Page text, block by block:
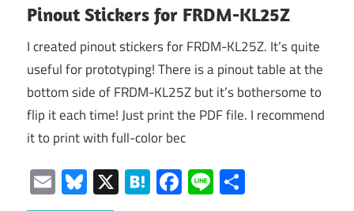
Pinout Stickers for FRDM-KL25Z
I created pinout stickers for FRDM-KL25Z. It’s quite
useful for prototyping! There is a pinout table at the
bottom side of FRDM-KL25Z but it’s bothersome to
flip it each time! Just print the PDF file. I recommend
it to print with full-color bec
EmailBluesky
X Hatena
Facebook
Line